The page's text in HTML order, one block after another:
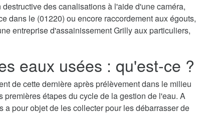
des canalisations à l'aide d'une caméra,
dans le (01220) ou encore raccordement aux égouts,
entreprise d'assainissement Grilly aux particuliers,
eaux usées : qu'est-ce ?
de cette dernière après prélèvement dans le milieu
étapes du cycle de la gestion de l'eau. A
pour objet de les collecter pour les débarrasser de